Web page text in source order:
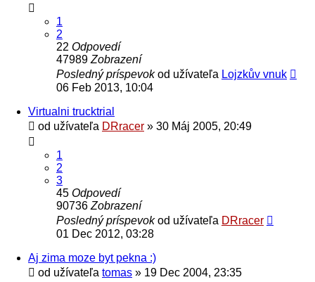
1
2
22 Odpovedí
47989 Zobrazení
Posledný príspevokod užívateľa Lojzkův vnuk
06 Feb 2013, 10:04
Virtualni trucktrial
od užívateľa DRracer » 30 Máj 2005, 20:49
1
2
3
45 Odpovedí
90736 Zobrazení
Posledný príspevokod užívateľa DRracer
01 Dec 2012, 03:28
Aj zima moze byt pekna :)
od užívateľa tomas » 19 Dec 2004, 23:35